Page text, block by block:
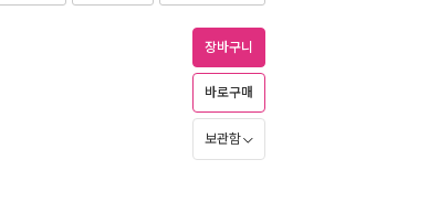
장바구니
바로구매
보관함